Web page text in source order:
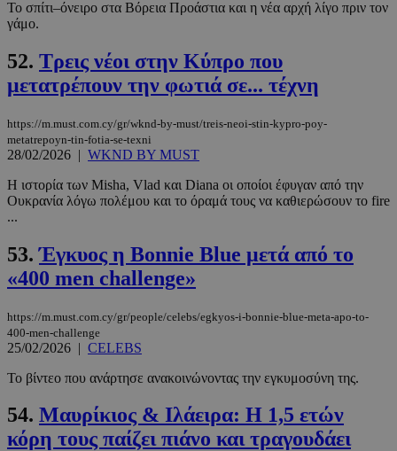
Το σπίτι–όνειρο στα Βόρεια Προάστια και η νέα αρχή λίγο πριν τον
γάμο.
52. Tρεις νέοι στην Κύπρο που
μετατρέπουν την φωτιά σε... τέχνη
https://m.must.com.cy/gr/wknd-by-must/treis-neoi-stin-kypro-poy-
metatrepoyn-tin-fotia-se-texni
28/02/2026 | WKND BY MUST
Η ιστορία των Misha, Vlad και Diana οι οποίοι έφυγαν από την
Ουκρανία λόγω πολέμου και το όραμά τους να καθιερώσουν το fire
...
53.Έγκυος η Bonnie Blue μετά από το
«400 men challenge»
https://m.must.com.cy/gr/people/celebs/egkyos-i-bonnie-blue-meta-apo-to-
400-men-challenge
25/02/2026 | CELEBS
Το βίντεο που ανάρτησε ανακοινώνοντας την εγκυμοσύνη της.
54. Μαυρίκιος & Ιλάειρα: Η 1,5 ετών
κόρη τους παίζει πιάνο και τραγουδάει
__cf_bm
LangCookie
CookieScriptConsent
CookieScript
www.must.com.cy
Google